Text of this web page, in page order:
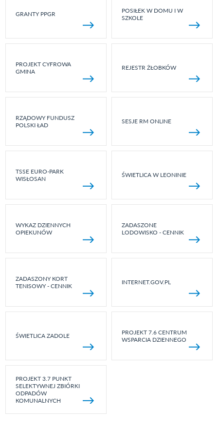
GRANTY PPGR
POSIŁEK W DOMU I W
SZKOLE
PROJEKT CYFROWA
GMINA
REJESTR ŻŁOBKÓW
RZĄDOWY FUNDUSZ
POLSKI ŁAD
SESJE RM ONLINE
TSSE EURO-PARK
WISŁOSAN
ŚWIETLICA W LEONINIE
WYKAZ DZIENNYCH
OPIEKUNÓW
ZADASZONE
LODOWISKO - CENNIK
ZADASZONY KORT
TENISOWY - CENNIK
INTERNET.GOV.PL
ŚWIETLICA ZADOLE
PROJEKT 7.6 CENTRUM
WSPARCIA DZIENNEGO
PROJEKT 3.7 PUNKT
SELEKTYWNEJ ZBIÓRKI
ODPADÓW
KOMUNALNYCH